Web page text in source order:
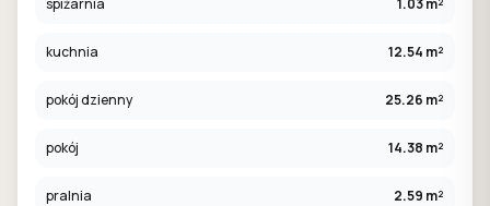
spiżarnia 1.03 m²
kuchnia 12.54 m²
pokój dzienny 25.26 m²
pokój 14.38 m²
pralnia 2.59 m²